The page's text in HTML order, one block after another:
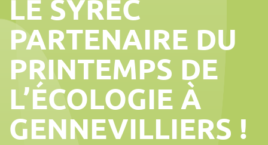
LE SYREC
PARTENAIRE DU
PRINTEMPS DE
L’ÉCOLOGIE À
GENNEVILLIERS !